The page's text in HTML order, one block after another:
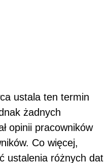
ustala ten termin
żadnych
opinii pracowników
Co więcej,
ustalenia różnych dat